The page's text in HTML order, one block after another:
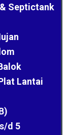
Septictank
Lantai
d 5